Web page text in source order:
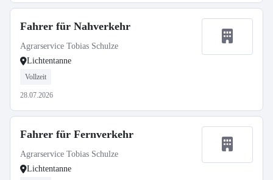
Fahrer für Nahverkehr
Agrarservice Tobias Schulze
Lichtentanne
Vollzeit
28.07.2026
Fahrer für Fernverkehr
Agrarservice Tobias Schulze
Lichtentanne